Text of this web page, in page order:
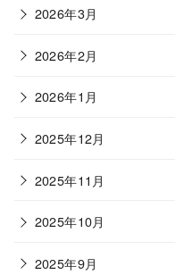
2026年3月
2026年2月
2026年1月
2025年12月
2025年11月
2025年10月
2025年9月